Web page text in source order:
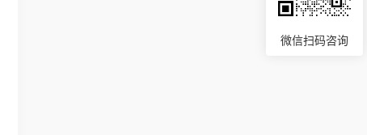
微信扫码咨询